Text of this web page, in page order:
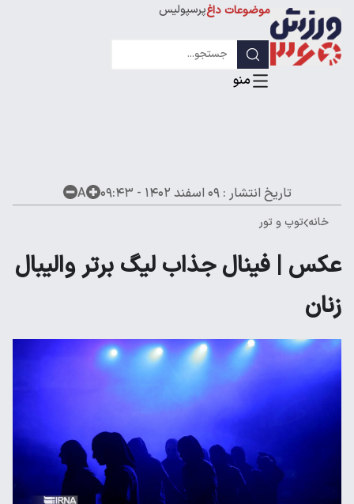
موضوعات داغپرسپولیس
لیگ قهرمانان
تاریخ انتشار :۰۹ اسفند ۱۴۰۲ - ۰۹:۴۳ A
خانه توپ و تور
عکس | ‌فینال جذاب لیگ برتر والیبال
زنان